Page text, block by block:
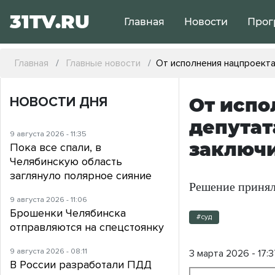
31TV.RU Главная Новости
Главная Главные новости От исполнения
От
Решение
#суд
3 марта 2026 -
НОВОСТИ ДНЯ
9 августа 2026 - 11:35
Пока все спали, в
Челябинскую область
заглянуло полярное сияние
9 августа 2026 - 11:06
Брошенки Челябинска
отправляются на спецстоянку
9 августа 2026 - 08:11
В России разработали ПДД